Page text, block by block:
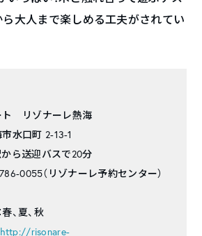
ら大人まで楽しめる工夫がされてい
ト リゾナーレ熱海
市水口町 2-13-1
から送迎バスで20分
0055（リゾナーレ予約センター）
、夏、秋
http://risonare-